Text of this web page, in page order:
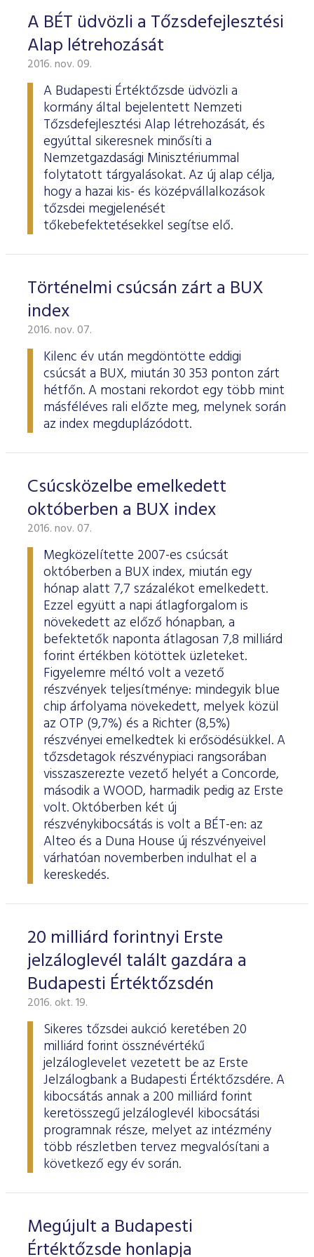
A BÉT üdvözli a Tőzsdefejlesztési
Alap létrehozását
2016. nov. 09.
A Budapesti Értéktőzsde üdvözli a
kormány által bejelentett Nemzeti
Tőzsdefejlesztési Alap létrehozását, és
egyúttal sikeresnek minősíti a
Nemzetgazdasági Minisztériummal
folytatott tárgyalásokat. Az új alap célja,
hogy a hazai kis- és középvállalkozások
tőzsdei megjelenését
tőkebefektetésekkel segítse elő.
Történelmi csúcsán zárt a BUX
index
2016. nov. 07.
Kilenc év után megdöntötte eddigi
csúcsát a BUX, miután 30 353 ponton zárt
hétfőn. A mostani rekordot egy több mint
másféléves rali előzte meg, melynek során
az index megduplázódott.
Csúcsközelbe emelkedett
októberben a BUX index
2016. nov. 07.
Megközelítette 2007-es csúcsát
októberben a BUX index, miután egy
hónap alatt 7,7 százalékot emelkedett.
Ezzel együtt a napi átlagforgalom is
növekedett az előző hónapban, a
befektetők naponta átlagosan 7,8 milliárd
forint értékben kötöttek üzleteket.
Figyelemre méltó volt a vezető
részvények teljesítménye: mindegyik blue
chip árfolyama növekedett, melyek közül
az OTP (9,7%) és a Richter (8,5%)
részvényei emelkedtek ki erősödésükkel. A
tőzsdetagok részvénypiaci rangsorában
visszaszerezte vezető helyét a Concorde,
második a WOOD, harmadik pedig az Erste
volt. Októberben két új
részvénykibocsátás is volt a BÉT-en: az
Alteo és a Duna House új részvényeivel
várhatóan novemberben indulhat el a
kereskedés.
20 milliárd forintnyi Erste
jelzáloglevél talált gazdára a
Budapesti Értéktőzsdén
2016. okt. 19.
Sikeres tőzsdei aukció keretében 20
milliárd forint össznévértékű
jelzáloglevelet vezetett be az Erste
Jelzálogbank a Budapesti Értéktőzsdére. A
kibocsátás annak a 200 milliárd forint
keretösszegű jelzáloglevél kibocsátási
programnak része, melyet az intézmény
több részletben tervez megvalósítani a
következő egy év során.
Megújult a Budapesti
Értéktőzsde honlapja